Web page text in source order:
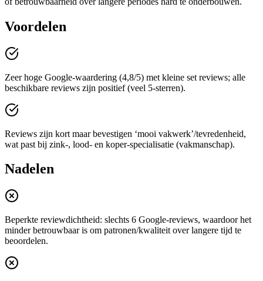
Voordelen
Zeer hoge Google-waardering (4,8/5) met kleine set reviews; alle
beschikbare reviews zijn positief (veel 5-sterren).
Reviews zijn kort maar bevestigen ‘mooi vakwerk’/tevredenheid,
wat past bij zink-, lood- en koper-specialisatie (vakmanschap).
Nadelen
Beperkte reviewdichtheid: slechts 6 Google-reviews, waardoor het
minder betrouwbaar is om patronen/kwaliteit over langere tijd te
beoordelen.